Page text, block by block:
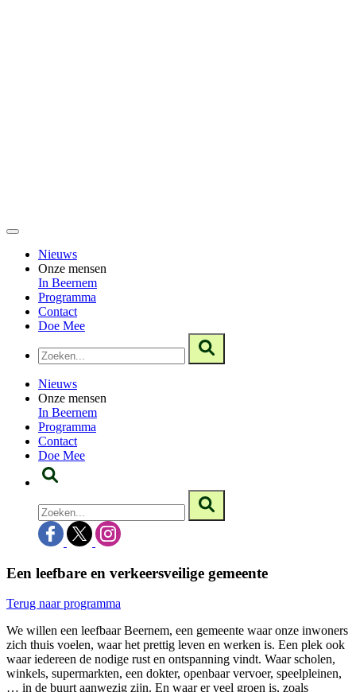
Nieuws
Onze mensen
In Beernem
Programma
Contact
Doe Mee
Nieuws
Onze mensen
In Beernem
Programma
Contact
Doe Mee
Een leefbare en verkeersveilige gemeente
Terug naar programma
We willen een leefbaar Beernem, een gemeente waar onze inwoners
zich thuis voelen, waar het prettig leven en werken is. Een plek ook
waar iedereen de nodige rust en ontspanning vindt. Waar scholen,
winkels, supermarkten, een dokter, openbaar vervoer, speelpleinen,
… in de buurt aanwezig zijn. En waar erveel groen is, zoals